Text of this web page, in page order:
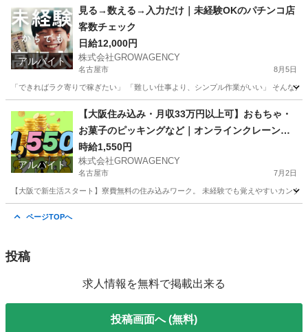
その他 手元
アルバイト
見る→数える→入力だけ｜未経験OKのパチンコ店
客数チェック
日給12,000円
株式会社GROWAGENCY
名古屋市 8月5日
「できればラク寄りで稼ぎたい」 「難しい仕事より、シンプル作業がいい」 そんな
パチンコ パチンコ店
アルバイト
【大阪住み込み・月収33万円以上可】おもちゃ・
お菓子のピッキングなど｜オンラインクレーンゲ
ーム運営スタッフ
時給1,550円
株式会社GROWAGENCY
名古屋市 7月2日
【大阪で新生活スタート】寮費無料の住み込みワーク。 未経験でも覚えやすいカン
ページTOPへ
投稿
求人情報を無料で掲載出来る
投稿画面へ (無料)